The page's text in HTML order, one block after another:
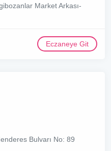
Market Arkası-
Eczaneye Git
Bulvarı No: 89